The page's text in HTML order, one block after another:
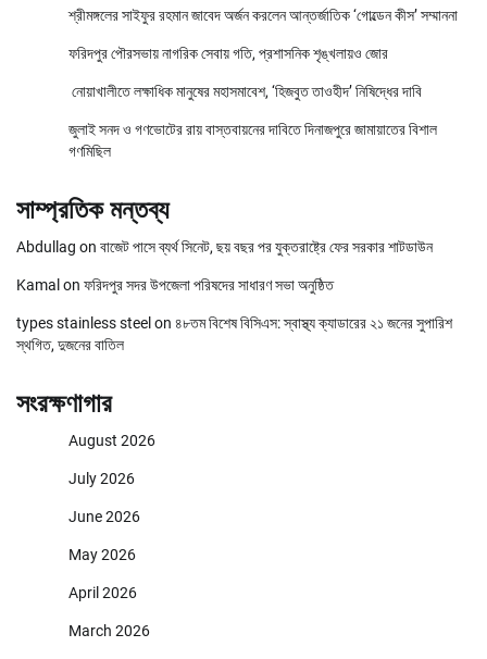
শ্রীমঙ্গলের সাইফুর রহমান জাবেদ অর্জন করলেন আন্তর্জাতিক ‘গোল্ডেন কীস’ সম্মাননা
ফরিদপুর পৌরসভায় নাগরিক সেবায় গতি, প্রশাসনিক শৃঙ্খলায়ও জোর
নোয়াখালীতে লক্ষাধিক মানুষের মহাসমাবেশ, ‘হিজবুত তাওহীদ’ নিষিদ্ধের দাবি
জুলাই সনদ ও গণভোটের রায় বাস্তবায়নের দাবিতে দিনাজপুরে জামায়াতের বিশাল
গণমিছিল
সাম্প্রতিক মন্তব্য
Abdullag on বাজেট পাসে ব্যর্থ সিনেট, ছয় বছর পর যুক্তরাষ্ট্রে ফের সরকার শাটডাউন
Kamal on ফরিদপুর সদর উপজেলা পরিষদের সাধারণ সভা অনুষ্ঠিত
types stainless steel on ৪৮তম বিশেষ বিসিএস: স্বাস্থ্য ক্যাডারের ২১ জনের সুপারিশ
স্থগিত, দুজনের বাতিল
সংরক্ষণাগার
August 2026
July 2026
June 2026
May 2026
April 2026
March 2026